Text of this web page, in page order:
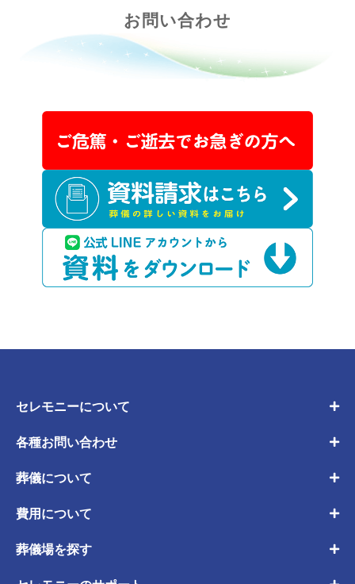
お問い合わせ
セレモニーについて
各種お問い合わせ
葬儀について
費用について
葬儀場を探す